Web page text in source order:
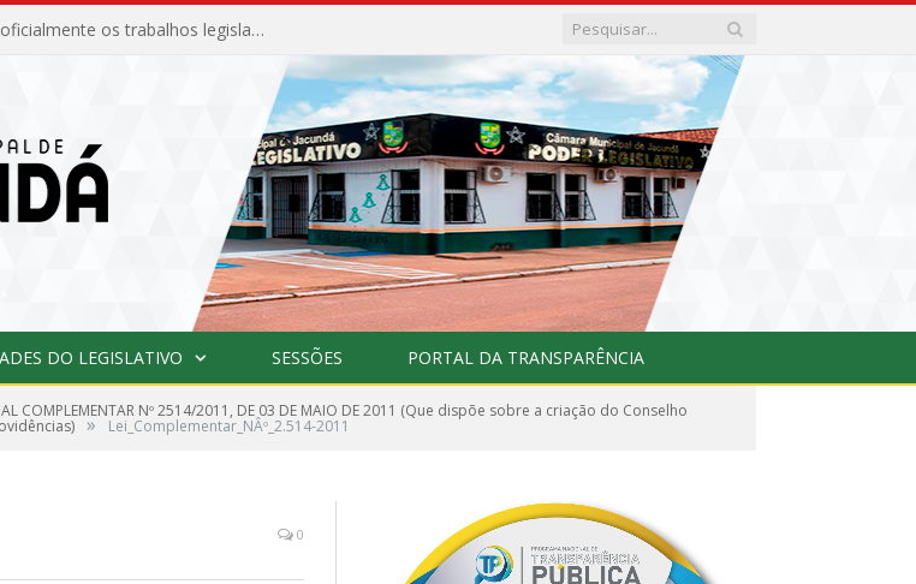
Câmara Municipal de Jacundá abre oficialmente os trabalhos legislativos de 2026
DO LEGISLATIVO SESSÕES PORTAL DA TRANSPARÊNCIA
COMPLEMENTAR Nº 2514/2011, DE 03 DE MAIO DE 2011 (Que dispõe sobre a criação do Conselho
» Lei_Complementar_NÂº_2.514-2011
0